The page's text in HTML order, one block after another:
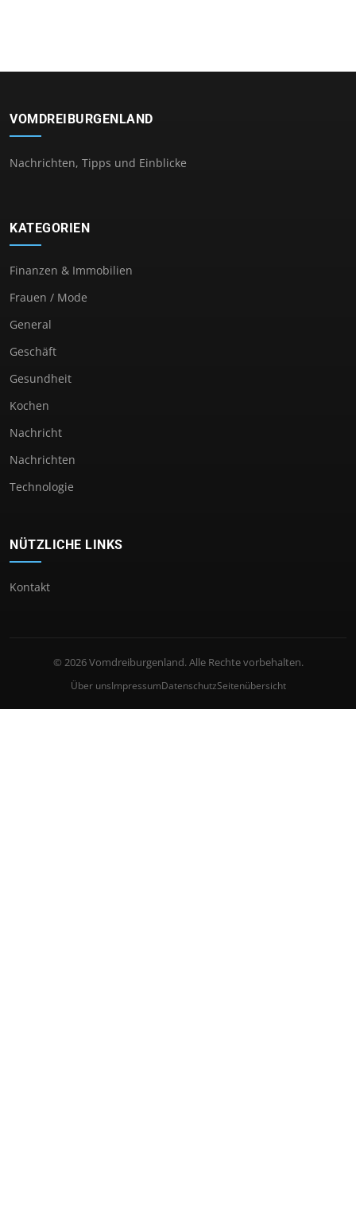
VOMDREIBURGENLAND
Nachrichten, Tipps und Einblicke
KATEGORIEN
Finanzen & Immobilien
Frauen / Mode
General
Geschäft
Gesundheit
Kochen
Nachricht
Nachrichten
Technologie
NÜTZLICHE LINKS
Kontakt
© 2026 Vomdreiburgenland. Alle Rechte vorbehalten.
Über unsImpressumDatenschutzSeitenübersicht